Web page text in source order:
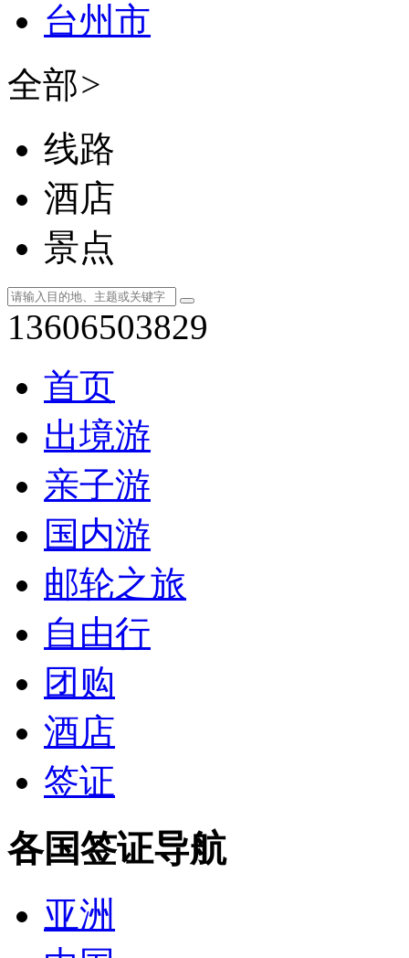
台州市
全部>
线路
酒店
景点
13606503829
首页
出境游
亲子游
国内游
邮轮之旅
自由行
团购
酒店
签证
各国签证导航
亚洲